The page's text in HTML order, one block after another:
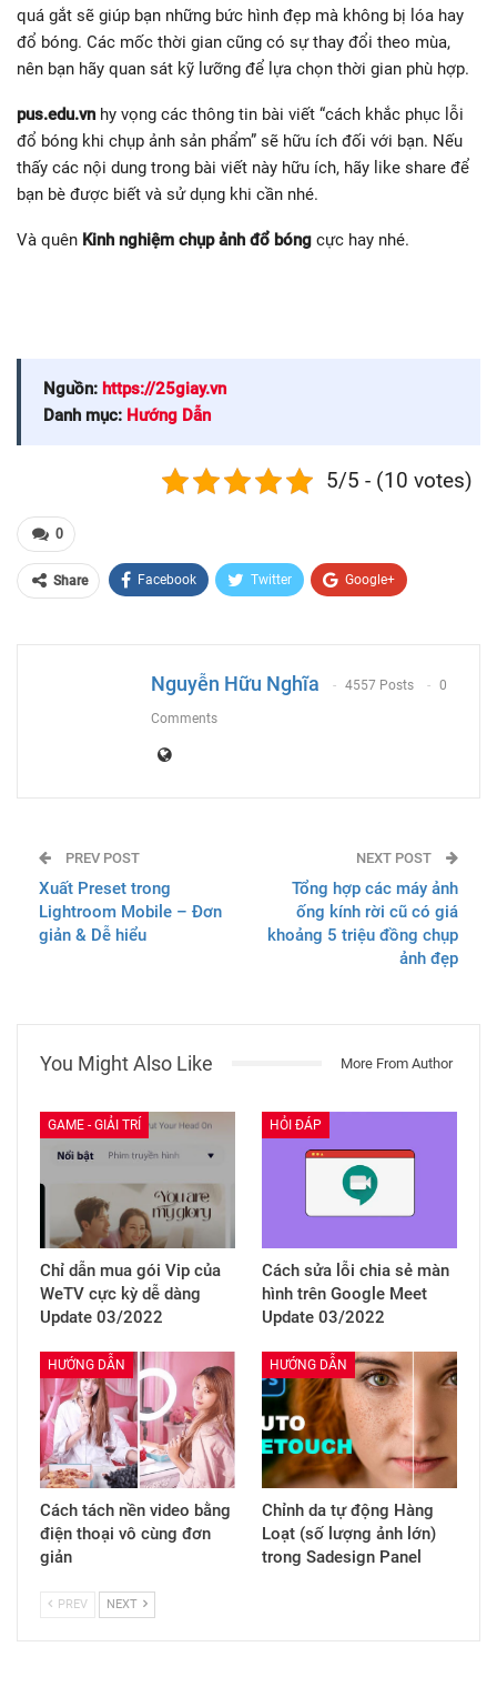
quá gắt sẽ giúp bạn những bức hình đẹp mà không bị lóa hay
đổ bóng. Các mốc thời gian cũng có sự thay đổi theo mùa,
nên bạn hãy quan sát kỹ lưỡng để lựa chọn thời gian phù hợp.
pus.edu.vn hy vọng các thông tin bài viết “cách khắc phục lỗi
đổ bóng khi chụp ảnh sản phẩm” sẽ hữu ích đối với bạn. Nếu
thấy các nội dung trong bài viết này hữu ích, hãy like share để
bạn bè được biết và sử dụng khi cần nhé.
Và quên Kinh nghiệm chụp ảnh đổ bóng cực hay nhé.
Nguồn: https://25giay.vn
Danh mục: Hướng Dẫn
5/5 - (10 votes)
0
Share Facebook Twitter Google+
Nguyễn Hữu Nghĩa 4557 Posts 0
Comments
PREV POST
Xuất Preset trong
Lightroom Mobile – Đơn
giản & Dễ hiểu
NEXT POST
Tổng hợp các máy ảnh
ống kính rời cũ có giá
khoảng 5 triệu đồng chụp
ảnh đẹp
You Might Also Like More From Author
GAME - GIẢI TRÍ
Chỉ dẫn mua gói Vip của
WeTV cực kỳ dễ dàng
Update 03/2022
HỎI ĐÁP
Cách sửa lỗi chia sẻ màn
hình trên Google Meet
Update 03/2022
HƯỚNG DẪN
Cách tách nền video bằng
điện thoại vô cùng đơn
giản
HƯỚNG DẪN
Chỉnh da tự động Hàng
Loạt (số lượng ảnh lớn)
trong Sadesign Panel
PREV NEXT